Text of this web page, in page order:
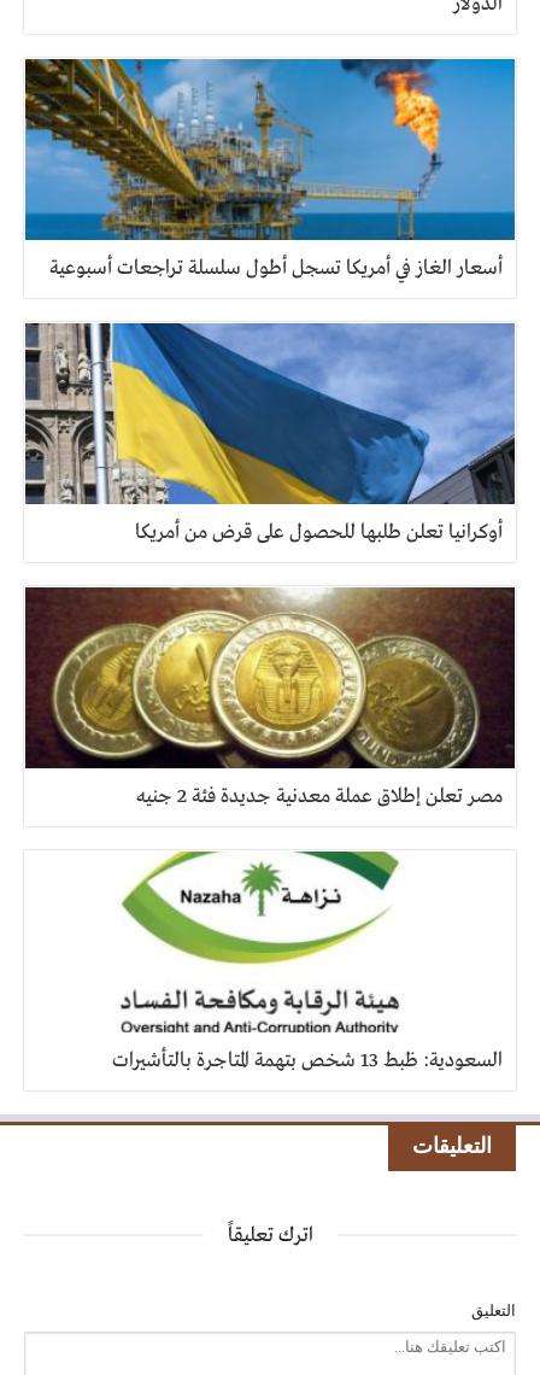
أسعار الغاز في أمريكا تسجل أطول سلسلة تراجعات أسبوعية
أوكرانيا تعلن طلبها للحصول على قرض من أمريكا
مصر تعلن إطلاق عملة معدنية جديدة فئة 2 جنيه
السعودية: ظبط 13 شخص بتهمة المتاجرة بالتأشيرات
التعليقات
اترك تعليقاً
التعليق